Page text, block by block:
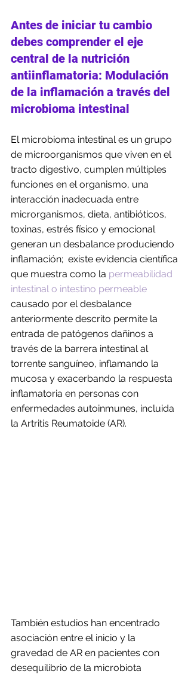
Antes de iniciar tu cambio
debes comprender el eje
central de la nutrición
antiinflamatoria: Modulación
de la inflamación a través del
microbioma intestinal
El microbioma intestinal es un grupo
de microorganismos que viven en el
tracto digestivo, cumplen múltiples
funciones en el organismo, una
interacción inadecuada entre
microrganismos, dieta, antibióticos,
toxinas, estrés físico y emocional
generan un desbalance produciendo
inflamación;  existe evidencia científica
que muestra como la permeabilidad
intestinal o intestino permeable
causado por el desbalance
anteriormente descrito permite la
entrada de patógenos dañinos a
través de la barrera intestinal al
torrente sanguíneo, inflamando la
mucosa y exacerbando la respuesta
inflamatoria en personas con
enfermedades autoinmunes, incluida
la Artritis Reumatoide (AR).
También estudios han encentrado
asociación entre el inicio y la
gravedad de AR en pacientes con
desequilibrio de la microbiota